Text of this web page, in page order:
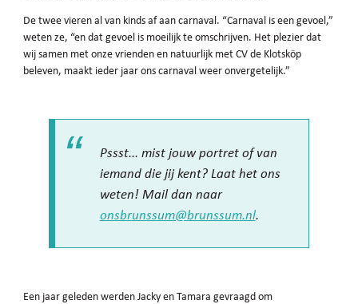
De twee vieren al van kinds af aan carnaval. “Carnaval is een gevoel,”
weten ze, “en dat gevoel is moeilijk te omschrijven. Het plezier dat
wij samen met onze vrienden en natuurlijk met CV de Klotsköp
beleven, maakt ieder jaar ons carnaval weer onvergetelijk.”
Pssst... mist jouw portret of van
iemand die jij kent? Laat het ons
weten! Mail dan naar
onsbrunssum@brunssum.nl.
Een jaar geleden werden Jacky en Tamara gevraagd om